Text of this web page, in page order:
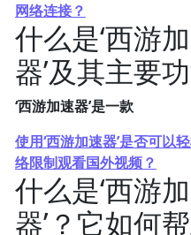
网络连接？
什么是‘西游
器’及其主要
‘西游加速器’是一款
使用‘西游加速器’是否可以
络限制观看国外视频？
什么是‘西游
器’？它如何